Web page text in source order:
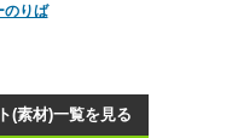
のりば
(素材)一覧を見る